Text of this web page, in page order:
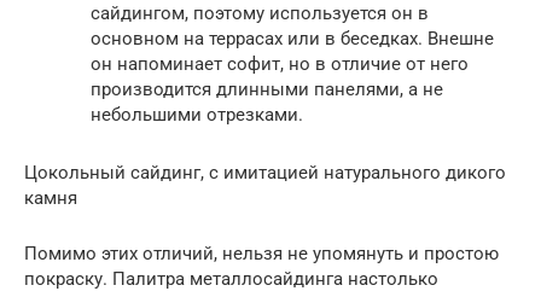
сайдингом, поэтому используется он в
основном на террасах или в беседках. Внешне
он напоминает софит, но в отличие от него
производится длинными панелями, а не
небольшими отрезками.
Цокольный сайдинг, с имитацией натурального дикого
камня
Помимо этих отличий, нельзя не упомянуть и простою
покраску. Палитра металлосайдинга настолько